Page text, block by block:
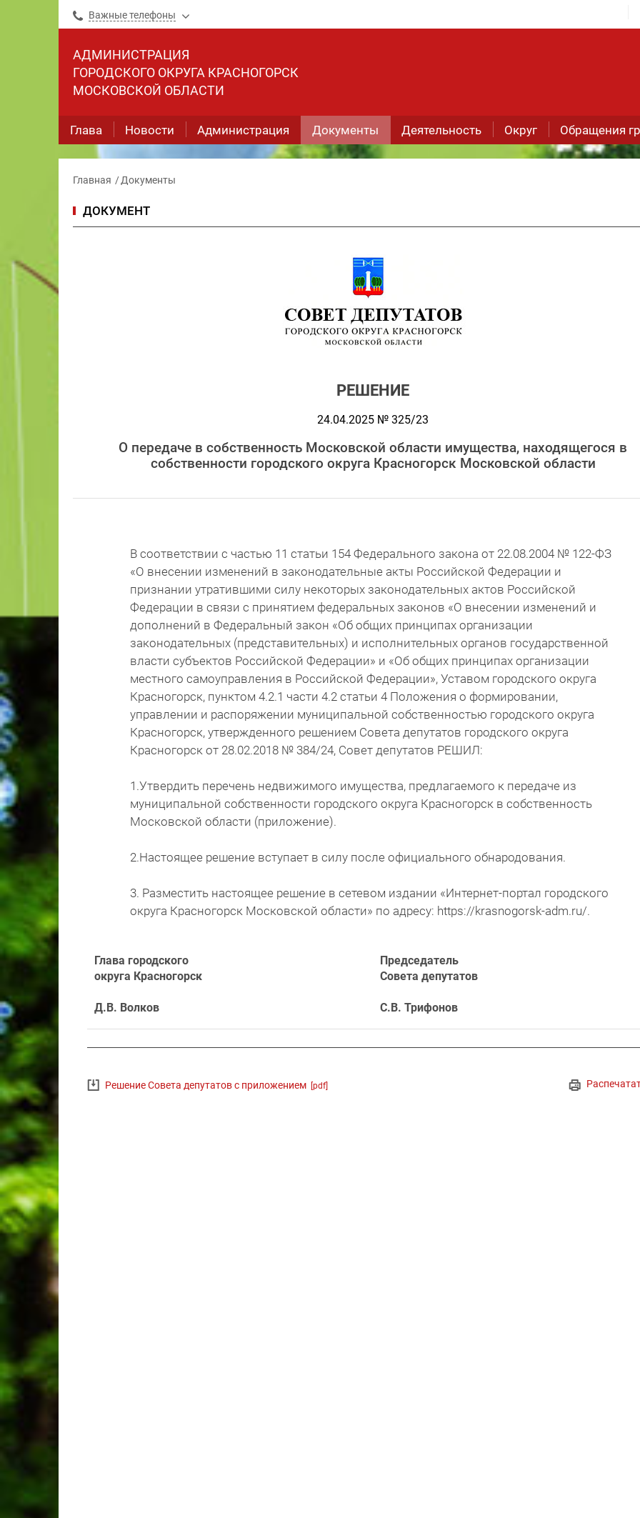
Важные телефоны
АДМИНИСТРАЦИЯ
ГОРОДСКОГО ОКРУГА КРАСНОГОРСК
МОСКОВСКОЙ ОБЛАСТИ
Глава Новости Администрация Документы Деятельность Округ Обращения
Главная Документы
ДОКУМЕНТ
РЕШЕНИЕ
24.04.2025 № 325/23
О передаче в собственность Московской области имущества, находящегося в
собственности городского округа Красногорск Московской области
В соответствии с частью 11 статьи 154 Федерального закона от 22.08.2004 № 122-ФЗ
«О внесении изменений в законодательные акты Российской Федерации и
признании утратившими силу некоторых законодательных актов Российской
Федерации в связи с принятием федеральных законов «О внесении изменений и
дополнений в Федеральный закон «Об общих принципах организации
законодательных (представительных) и исполнительных органов государственной
власти субъектов Российской Федерации» и «Об общих принципах организации
местного самоуправления в Российской Федерации», Уставом городского округа
Красногорск, пунктом 4.2.1 части 4.2 статьи 4 Положения о формировании,
управлении и распоряжении муниципальной собственностью городского округа
Красногорск, утвержденного решением Совета депутатов городского округа
Красногорск от 28.02.2018 № 384/24, Совет депутатов РЕШИЛ:
1.Утвердить перечень недвижимого имущества, предлагаемого к передаче из
муниципальной собственности городского округа Красногорск в собственность
Московской области (приложение).
2.Настоящее решение вступает в силу после официального обнародования.
3. Разместить настоящее решение в сетевом издании «Интернет-портал городского
округа Красногорск Московской области» по адресу: https://krasnogorsk-adm.ru/.
Глава городского
округа Красногорск
Д.В. Волков
Председатель
Совета депутатов
С.В. Трифонов
Решение Совета депутатов с приложением [pdf]